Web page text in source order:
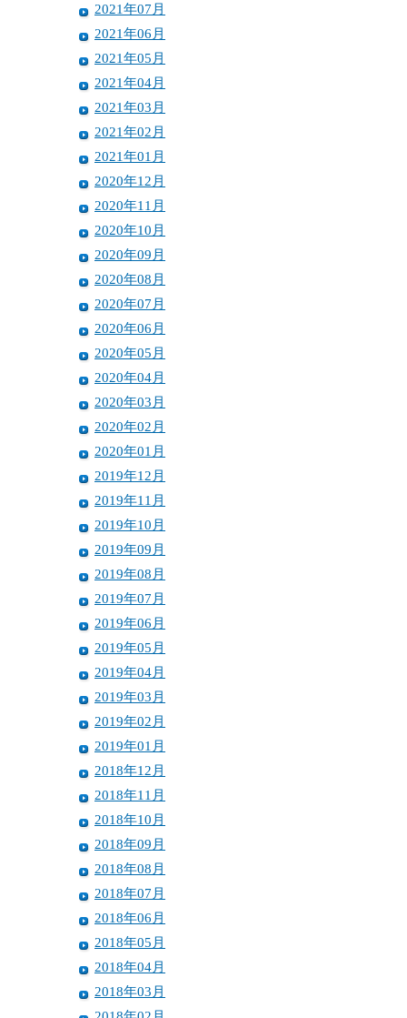
2021年07月
2021年06月
2021年05月
2021年04月
2021年03月
2021年02月
2021年01月
2020年12月
2020年11月
2020年10月
2020年09月
2020年08月
2020年07月
2020年06月
2020年05月
2020年04月
2020年03月
2020年02月
2020年01月
2019年12月
2019年11月
2019年10月
2019年09月
2019年08月
2019年07月
2019年06月
2019年05月
2019年04月
2019年03月
2019年02月
2019年01月
2018年12月
2018年11月
2018年10月
2018年09月
2018年08月
2018年07月
2018年06月
2018年05月
2018年04月
2018年03月